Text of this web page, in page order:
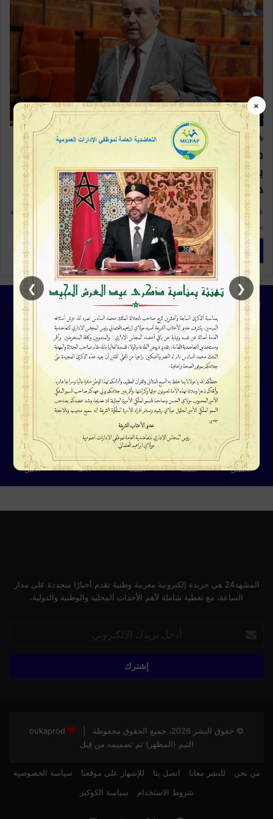
برلمان
0
ميداوي: لا يمكن مقارنة الجامعات المغربية
بنظيراتها العالمية بميزانيات تفوق 40 مليار
دولار
قال عز الدين ميداوي، وزير التعليم العالي والبحث العلمي والابتكار، مساء
يوم الثلاثاء بمجلس المستشارين، إن التصنيفات الدولية للجامعات تعتمد…
أكمل القراءة »
الطقس
Rabat
سماء صافية
25
℃
79%
2.59 كيلومتر/ساعة
24
الخميس
31
℃
الجمعة
29
℃
السبت
26
℃
الأحد
26
℃
الأثنين
المشهد24 هي جريدة إلكترونية مغربية وطنية تقدم أخبارًا متجددة على مدار
الساعة، مع تغطية شاملة لأهم الأحداث المحلية والوطنية والدولية.
الإلكتروني
© حقوق النشر 2026، جميع الحقوق محفوظة |
oukaprod
الثيم (المظهر) تم تصميمه من قِبل
من نحن للنشر معانا اتصل بنا للإشهار على موقعنا
سياسة الخصوصية
شروط الاستخدام
سياسة الكوكيز
×
❮
❯